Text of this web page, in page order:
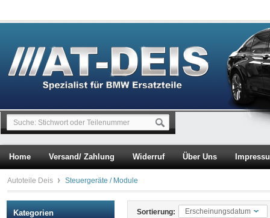
Home Versand/ Zahlung Widerruf Über Uns
Autoteile Deis Steuergeräte / Module
Kategorien Sortierung: Erscheinungsdatum